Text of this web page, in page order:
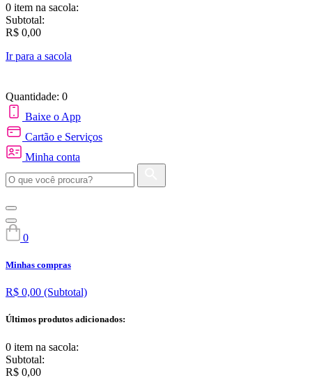
0 item na sacola:
Subtotal:
R$ 0,00
Ir para a sacola
Quantidade: 0
Baixe o App
Cartão e Serviços
Minha conta
0
Minhas compras
R$ 0,00 (Subtotal)
Últimos produtos adicionados:
0 item na sacola:
Subtotal:
R$ 0,00